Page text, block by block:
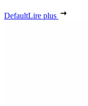
DefaultLire plus